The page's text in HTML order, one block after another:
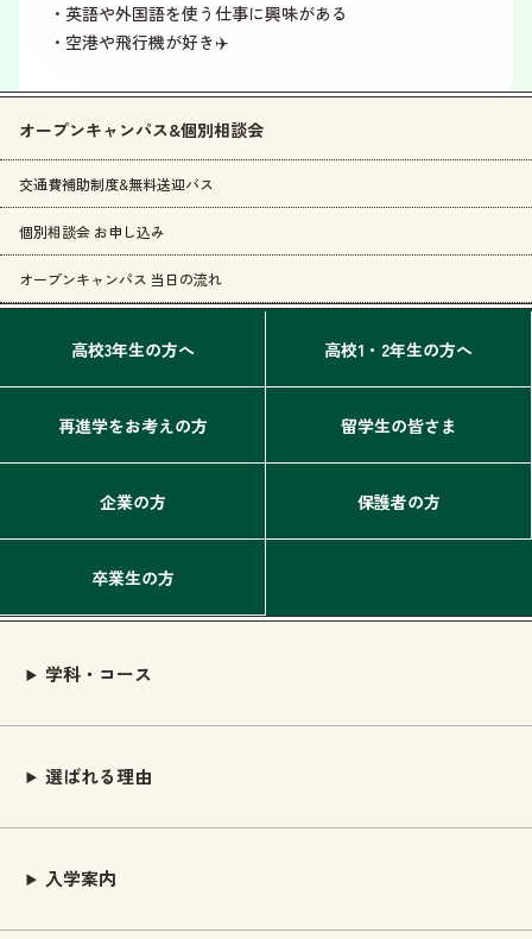
・英語や外国語を使う仕事に興味がある
・空港や飛行機が好き✈️
オープンキャンパス&個別相談会
交通費補助制度&無料送迎バス
個別相談会 お申し込み
オープンキャンパス 当日の流れ
高校3年生の方へ 高校1・2年生の方へ
再進学をお考えの方 留学生の皆さま
企業の方 保護者の方
卒業生の方
学科・コース
選ばれる理由
入学案内